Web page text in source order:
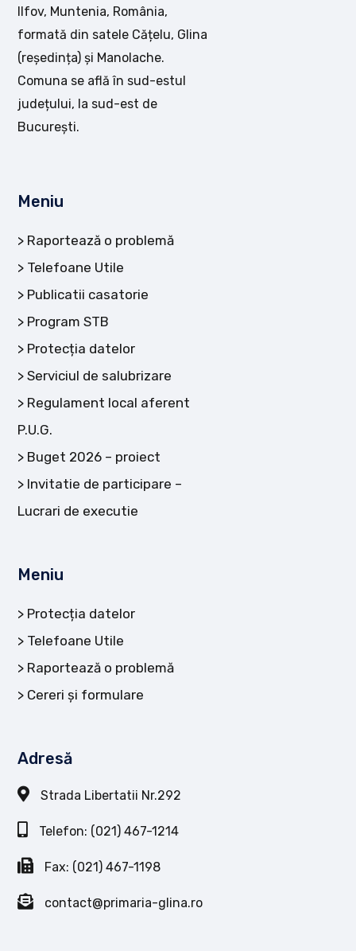
Ilfov, Muntenia, România,
formată din satele Cățelu, Glina
(reședința) și Manolache.
Comuna se află în sud-estul
județului, la sud-est de
București.
Meniu
Raportează o problemă
Telefoane Utile
Publicatii casatorie
Program STB
Protecția datelor
Serviciul de salubrizare
Regulament local aferent
P.U.G.
Buget 2026 – proiect
Invitatie de participare –
Lucrari de executie
Meniu
Protecția datelor
Telefoane Utile
Raportează o problemă
Cereri și formulare
Adresă
Strada Libertatii Nr.292
Telefon: (021) 467-1214
Fax: (021) 467-1198
contact@primaria-glina.ro